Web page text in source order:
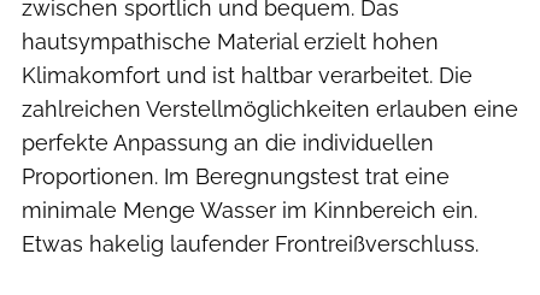
zwischen sportlich und bequem. Das
hautsympathische Material erzielt hohen
Klimakomfort und ist haltbar verarbeitet. Die
zahlreichen Verstellmöglichkeiten erlauben eine
perfekte Anpassung an die individuellen
Proportionen. Im Beregnungstest trat eine
minimale Menge Wasser im Kinnbereich ein.
Etwas hakelig laufender Frontreißverschluss.